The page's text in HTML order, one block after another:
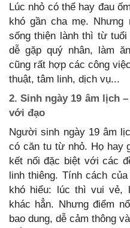
Lúc nhỏ có thể hay đau
khó gần cha mẹ.
sống thiện lành thì từ
dễ gặp quý nhân, làm
cũng rất hợp các công
thuật, tâm linh, dịch vụ...
2. Sinh ngày 19 âm lịch
với đạo
Người sinh ngày 19 âm
có căn tu từ nhỏ. Họ hay
kết nối đặc biệt với các
linh thiêng. Tính cách
khó hiểu: lúc thì vui vẻ,
khác hẳn. Nhưng điểm
bao dung, dễ cảm thông